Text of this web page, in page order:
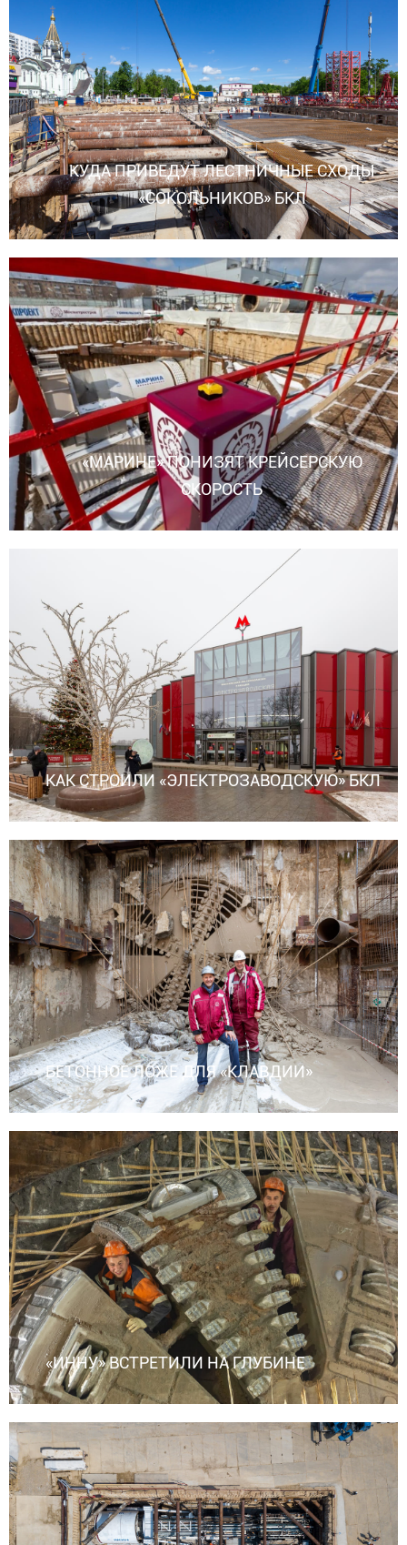
КУДА ПРИВЕДУТ ЛЕСТНИЧНЫЕ СХОДЫ
«СОКОЛЬНИКОВ» БКЛ
«МАРИНЕ» ПОНИЗЯТ КРЕЙСЕРСКУЮ
СКОРОСТЬ
КАК СТРОИЛИ «ЭЛЕКТРОЗАВОДСКУЮ» БКЛ
БЕТОННОЕ ЛОЖЕ ДЛЯ «КЛАВДИИ»
«ИННУ» ВСТРЕТИЛИ НА ГЛУБИНЕ